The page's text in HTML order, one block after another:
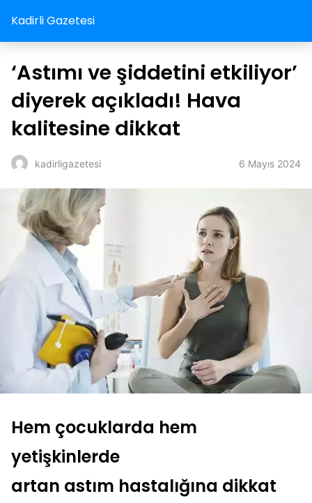
Kadirli Gazetesi
‘Astımı ve şiddetini etkiliyor’
diyerek açıkladı! Hava
kalitesine dikkat
kadirligazetesi 6 Mayıs 2024
Hem çocuklarda hem
yetişkinlerde
artan astım hastalığına dikkat